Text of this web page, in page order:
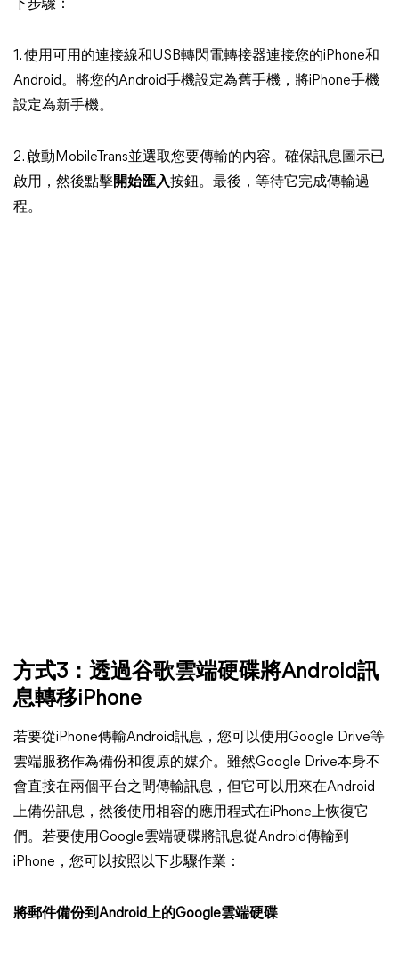
下步驟：
1. 使用可用的連接線和USB轉閃電轉接器連接您的iPhone和
Android。將您的Android手機設定為舊手機，將iPhone手機
設定為新手機。
2. 啟動MobileTrans並選取您要傳輸的內容。確保訊息圖示已
啟用，然後點擊開始匯入按鈕。最後，等待它完成傳輸過
程。
方式3：透過谷歌雲端硬碟將Android訊
息轉移iPhone
若要從iPhone傳輸Android訊息，您可以使用Google Drive等
雲端服務作為備份和復原的媒介。雖然Google Drive本身不
會直接在兩個平台之間傳輸訊息，但它可以用來在Android
上備份訊息，然後使用相容的應用程式在iPhone上恢復它
們。若要使用Google雲端硬碟將訊息從Android傳輸到
iPhone，您可以按照以下步驟作業：
將郵件備份到Android上的Google雲端硬碟